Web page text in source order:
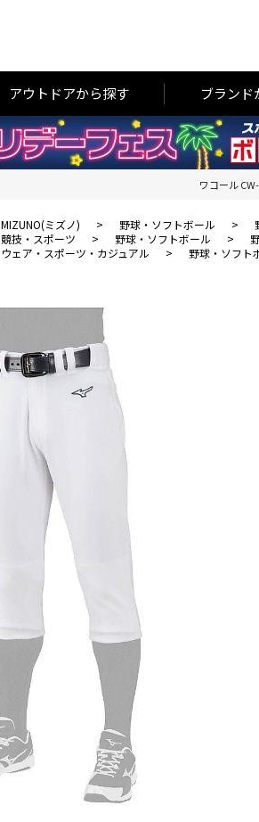
アウトドアから探す ブランド
ワコール
MIZUNO(ミズノ) > 野球・ソフトボール >
競技・スポーツ > 野球・ソフトボール >
ウェア・スポーツ・カジュアル > 野球・ソフト